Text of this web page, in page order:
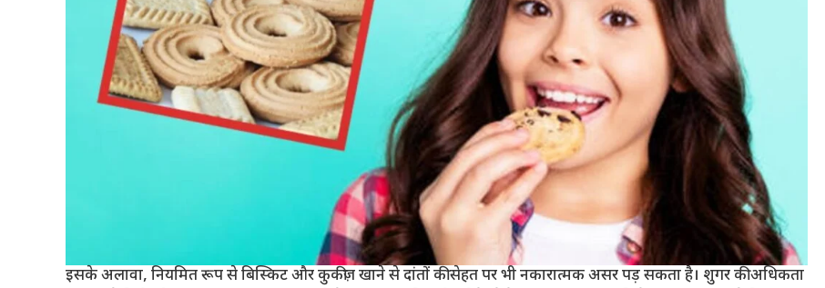
इसके अलावा, नियमित रूप से बिस्किट और कुकीज़ खाने से दांतों की सेहत पर भी नकारात्मक असर पड़ सकता है। शुगर की अधिकता